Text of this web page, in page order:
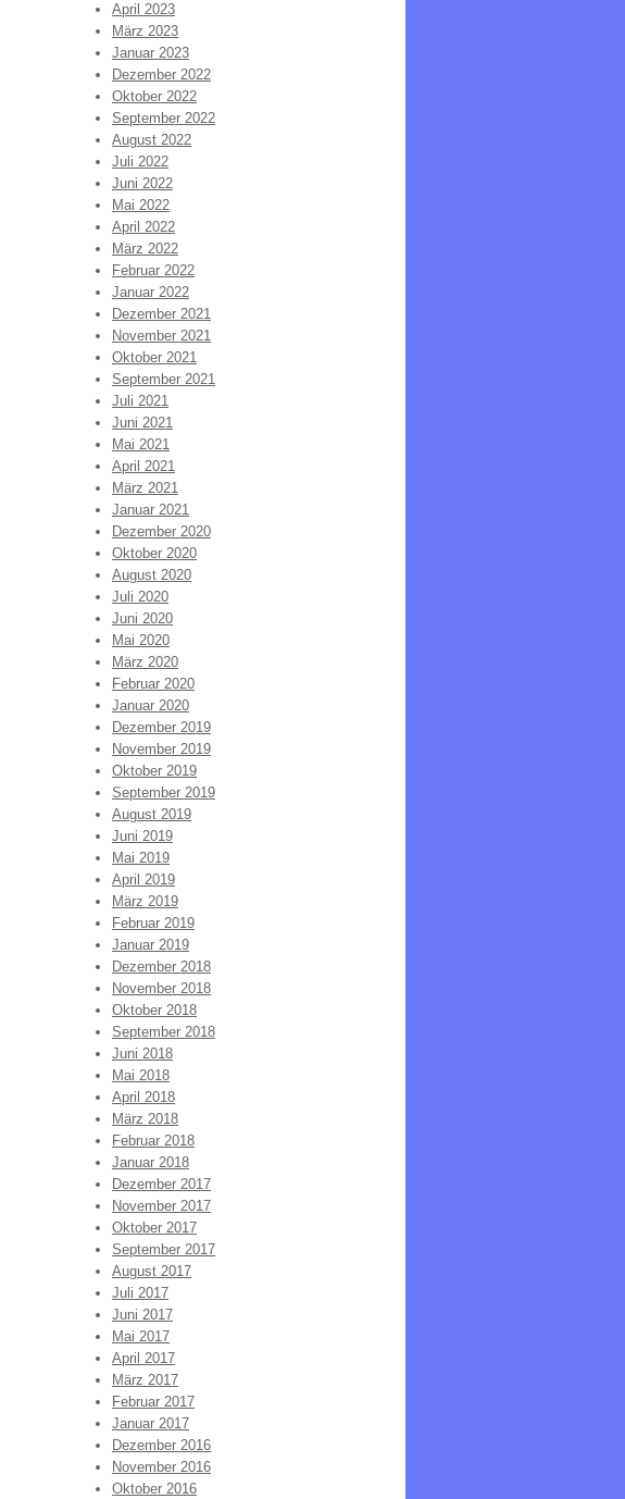
April 2023
März 2023
Januar 2023
Dezember 2022
Oktober 2022
September 2022
August 2022
Juli 2022
Juni 2022
Mai 2022
April 2022
März 2022
Februar 2022
Januar 2022
Dezember 2021
November 2021
Oktober 2021
September 2021
Juli 2021
Juni 2021
Mai 2021
April 2021
März 2021
Januar 2021
Dezember 2020
Oktober 2020
August 2020
Juli 2020
Juni 2020
Mai 2020
März 2020
Februar 2020
Januar 2020
Dezember 2019
November 2019
Oktober 2019
September 2019
August 2019
Juni 2019
Mai 2019
April 2019
März 2019
Februar 2019
Januar 2019
Dezember 2018
November 2018
Oktober 2018
September 2018
Juni 2018
Mai 2018
April 2018
März 2018
Februar 2018
Januar 2018
Dezember 2017
November 2017
Oktober 2017
September 2017
August 2017
Juli 2017
Juni 2017
Mai 2017
April 2017
März 2017
Februar 2017
Januar 2017
Dezember 2016
November 2016
Oktober 2016